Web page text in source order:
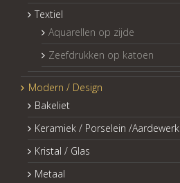
Textiel
Aquarellen op zijde
Zeefdrukken op katoen
Modern / Design
Bakeliet
Keramiek / Porselein /Aardewerk
Kristal / Glas
Metaal